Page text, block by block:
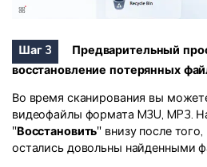
Шаг 3
Предварительный
восстановление потерянных
Во время сканирования вы
видеофайлы формата M3U, MP3.
"Восстановить" внизу после
остались довольны найденными